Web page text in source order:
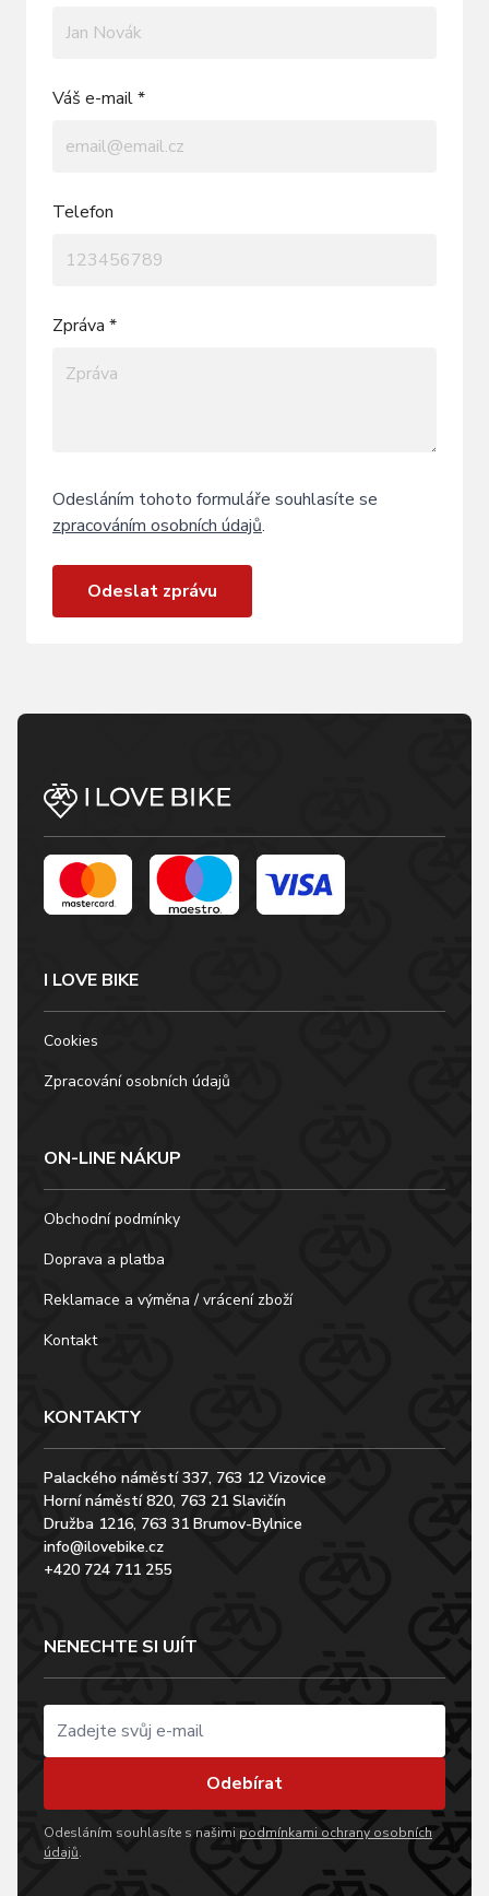
Váš e-mail *
Telefon
Zpráva *
Odesláním tohoto formuláře souhlasíte se
zpracováním osobních údajů.
Odeslat zprávu
I LOVE BIKE
Cookies
Zpracování osobních údajů
ON-LINE NÁKUP
Obchodní podmínky
Doprava a platba
Reklamace a výměna / vrácení zboží
Kontakt
KONTAKTY
Palackého náměstí 337, 763 12 Vizovice
Horní náměstí 820, 763 21 Slavičín
Družba 1216, 763 31 Brumov-Bylnice
info@ilovebike.cz
+420 724 711 255
NENECHTE SI UJÍT
Odebírat
Odesláním souhlasíte s našimi podmínkami ochrany osobních
údajů.